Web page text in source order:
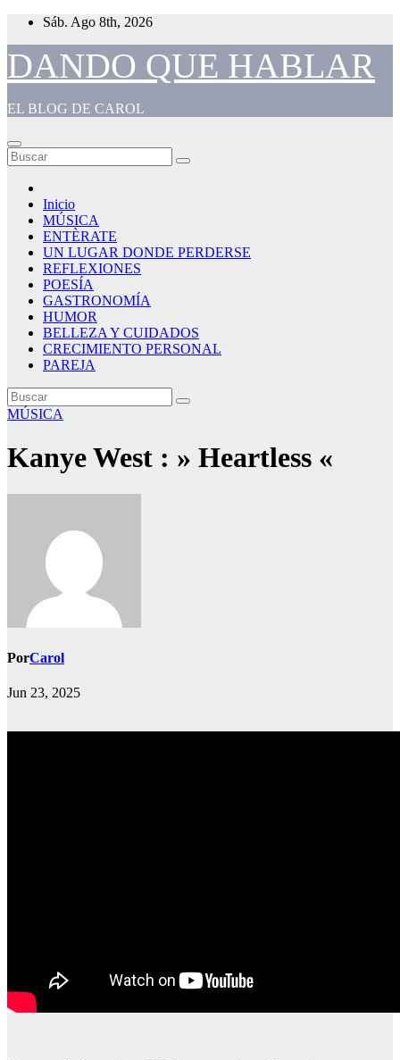
Saltar
contenido
Sáb. Ago 8th, 2026
DANDO QUE HABLAR
EL BLOG DE CAROL
Inicio
MÚSICA
ENTÈRATE
UN LUGAR DONDE PERDERSE
REFLEXIONES
POESÍA
GASTRONOMÍA
HUMOR
BELLEZA Y CUIDADOS
CRECIMIENTO PERSONAL
PAREJA
MÚSICA
Kanye West : » Heartless «
PorCarol
Jun 23, 2025